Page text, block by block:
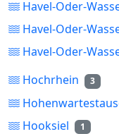
Havel-Oder-
Havel-Oder-
Havel-Oder-
Hochrhein 3
Hooksiel 1